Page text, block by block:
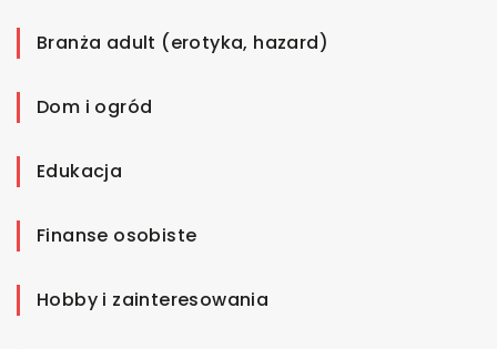
Branża adult (erotyka, hazard)
Dom i ogród
Edukacja
Finanse osobiste
Hobby i zainteresowania